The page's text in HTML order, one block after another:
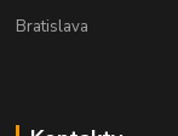
Bratislava